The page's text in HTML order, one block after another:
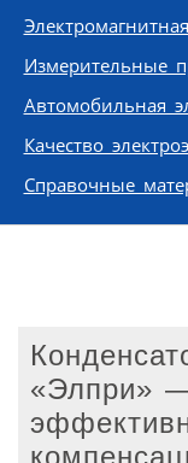
Измерительные
Автомобильная
Качество
Справочные
«Элпри»